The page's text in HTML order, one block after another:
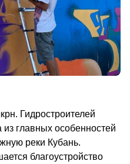
Гидростроителей
главных особенностей
реки Кубань.
благоустройство